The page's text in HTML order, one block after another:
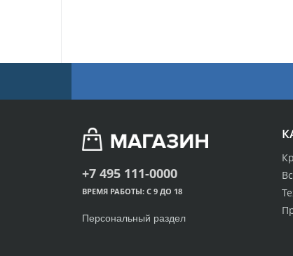
+7 495 111-0000
ВРЕМЯ РАБОТЫ: С 9 ДО 18
Персональный раздел